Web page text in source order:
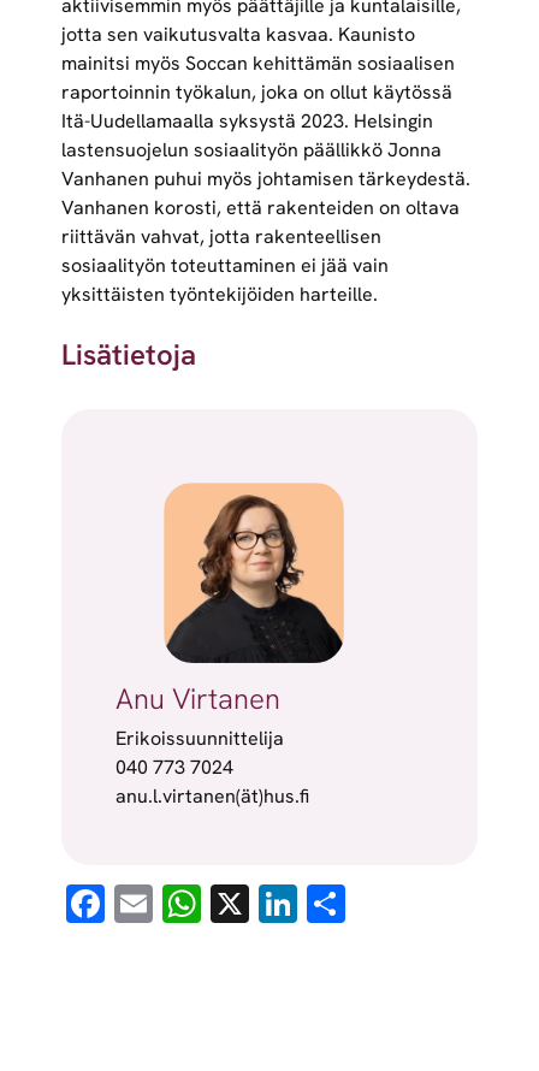
aktiivisemmin myös päättäjille ja kuntalaisille,
jotta sen vaikutusvalta kasvaa. Kaunisto
mainitsi myös Soccan kehittämän sosiaalisen
raportoinnin työkalun, joka on ollut käytössä
Itä-Uudellamaalla syksystä 2023. Helsingin
lastensuojelun sosiaalityön päällikkö Jonna
Vanhanen puhui myös johtamisen tärkeydestä.
Vanhanen korosti, että rakenteiden on oltava
riittävän vahvat, jotta rakenteellisen
sosiaalityön toteuttaminen ei jää vain
yksittäisten työntekijöiden harteille.
Lisätietoja
Anu Virtanen
Erikoissuunnittelija
040 773 7024
anu.l.virtanen(ät)hus.fi
Facebook
EmailWhatsApp
X LinkedIn
Share